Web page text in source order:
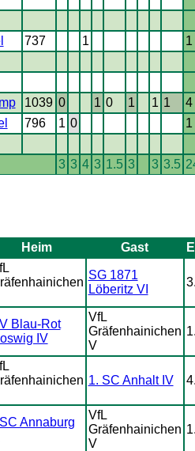
737 1
1
1039 0 1 0 1 1 1
4
796 1 0
1
3 3 4 3 1.5 3 3 3.5
Heim Gast
SG 1871
Löberitz VI
Blau-Rot
IV
VfL
Gräfenhainichen
V
1. SC Anhalt IV
Annaburg
VfL
Gräfenhainichen
V